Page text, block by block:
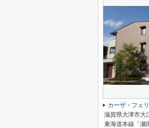
カーザ・フェ
滋賀県大津市大
東海道本線「瀬